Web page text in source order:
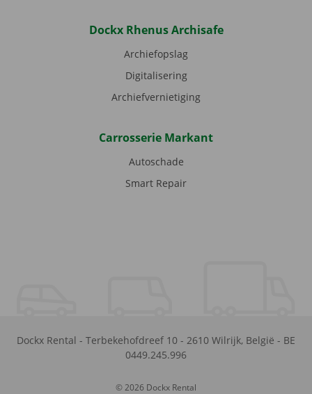
Dockx Rhenus Archisafe
Archiefopslag
Digitalisering
Archiefvernietiging
Carrosserie Markant
Autoschade
Smart Repair
Dockx Rental - Terbekehofdreef 10 - 2610 Wilrijk, België - BE
0449.245.996
© 2026 Dockx Rental